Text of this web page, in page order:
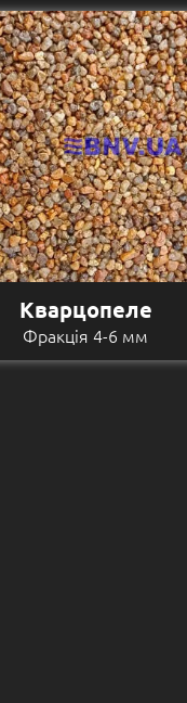
Кварцопеле
Фракція 4-6 мм